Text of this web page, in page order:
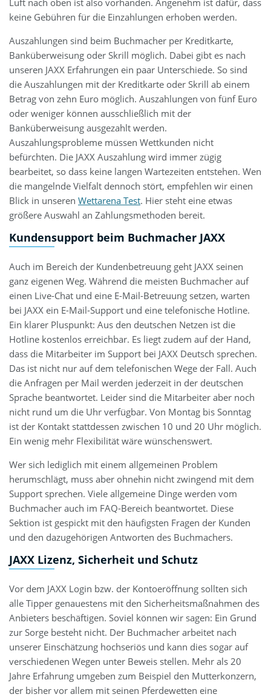
keine Gebühren für die Einzahlungen erhoben werden.
Auszahlungen sind beim Buchmacher per Kreditkarte,
Banküberweisung oder Skrill möglich. Dabei gibt es nach
unseren JAXX Erfahrungen ein paar Unterschiede. So sind
die Auszahlungen mit der Kreditkarte oder Skrill ab einem
Betrag von zehn Euro möglich. Auszahlungen von fünf Euro
oder weniger können ausschließlich mit der
Banküberweisung ausgezahlt werden.
Auszahlungsprobleme müssen Wettkunden nicht
befürchten. Die JAXX Auszahlung wird immer zügig
bearbeitet, so dass keine langen Wartezeiten entstehen. Wen
die mangelnde Vielfalt dennoch stört, empfehlen wir einen
Blick in unseren Wettarena Test. Hier steht eine etwas
größere Auswahl an Zahlungsmethoden bereit.
Kundensupport beim Buchmacher JAXX
Auch im Bereich der Kundenbetreuung geht JAXX seinen
ganz eigenen Weg. Während die meisten Buchmacher auf
einen Live-Chat und eine E-Mail-Betreuung setzen, warten
bei JAXX ein E-Mail-Support und eine telefonische Hotline.
Ein klarer Pluspunkt: Aus den deutschen Netzen ist die
Hotline kostenlos erreichbar. Es liegt zudem auf der Hand,
dass die Mitarbeiter im Support bei JAXX Deutsch sprechen.
Das ist nicht nur auf dem telefonischen Wege der Fall. Auch
die Anfragen per Mail werden jederzeit in der deutschen
Sprache beantwortet. Leider sind die Mitarbeiter aber noch
nicht rund um die Uhr verfügbar. Von Montag bis Sonntag
ist der Kontakt stattdessen zwischen 10 und 20 Uhr möglich.
Ein wenig mehr Flexibilität wäre wünschenswert.
Wer sich lediglich mit einem allgemeinen Problem
herumschlägt, muss aber ohnehin nicht zwingend mit dem
Support sprechen. Viele allgemeine Dinge werden vom
Buchmacher auch im FAQ-Bereich beantwortet. Diese
Sektion ist gespickt mit den häufigsten Fragen der Kunden
und den dazugehörigen Antworten des Buchmachers.
JAXX Lizenz, Sicherheit und Schutz
Vor dem JAXX Login bzw. der Kontoeröffnung sollten sich
alle Tipper genauestens mit den Sicherheitsmaßnahmen des
Anbieters beschäftigen. Soviel können wir sagen: Ein Grund
zur Sorge besteht nicht. Der Buchmacher arbeitet nach
unserer Einschätzung hochseriös und kann dies sogar auf
verschiedenen Wegen unter Beweis stellen. Mehr als 20
Jahre Erfahrung umgeben zum Beispiel den Mutterkonzern,
der bisher vor allem mit seinen Pferdewetten eine